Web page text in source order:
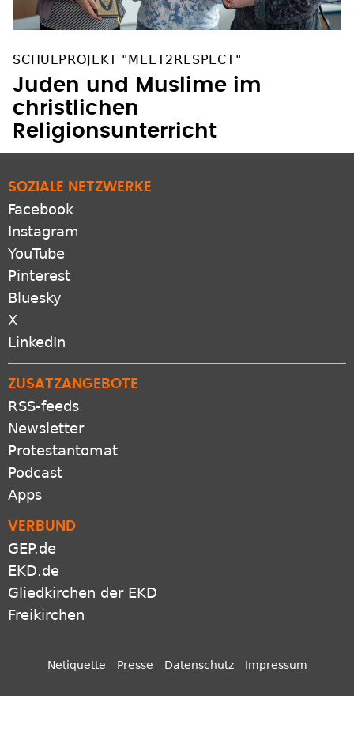
SCHULPROJEKT "MEET2RESPECT"
Juden und Muslime im
christlichen
Religionsunterricht
SOZIALE NETZWERKE
Facebook
Instagram
YouTube
Pinterest
Bluesky
X
LinkedIn
ZUSATZANGEBOTE
RSS-feeds
Newsletter
Protestantomat
Podcast
Apps
VERBUND
GEP.de
EKD.de
Gliedkirchen der EKD
Freikirchen
Netiquette Presse Datenschutz Impressum